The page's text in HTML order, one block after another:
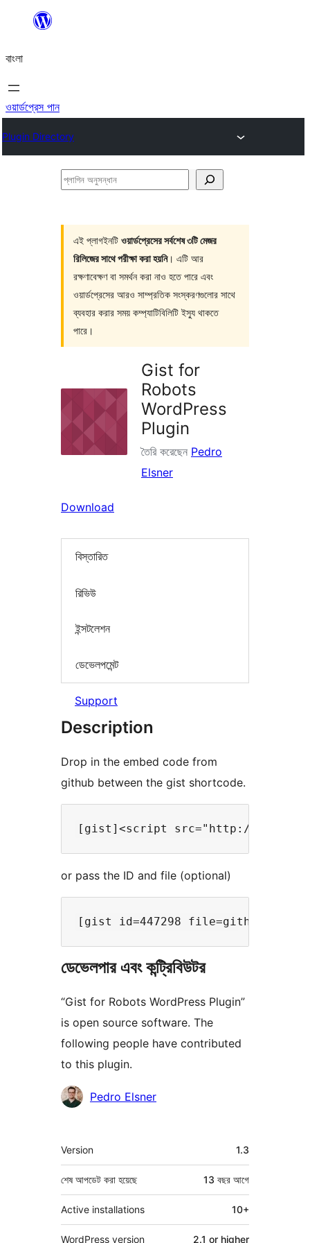
যান
বাংলা
ওয়ার্ডপ্রেস পান
Plugin Directory
প্লাগিন
এই প্লাগইনটি ওয়ার্ডপ্রেসের সর্বশেষ ৩টি মেজর
রিলিজের সাথে পরীক্ষা করা হয়নি। এটি আর
রক্ষণাবেক্ষণ বা সমর্থন করা নাও হতে পারে এবং
ওয়ার্ডপ্রেসের আরও সাম্প্রতিক সংস্করণগুলোর সাথে
ব্যবহার করার সময় কম্প্যাটিবিলিটি ইস্যু থাকতে
পারে।
Gist for
Robots
WordPress
Plugin
তৈরি করেছেন Pedro
Elsner
Download
বিস্তারিত
রিভিউ
ইন্সটলেশন
ডেভেলপমেন্ট
Support
Description
Drop in the embed code from
github between the gist shortcode.
or pass the ID and file (optional)
ডেভেলপার এবং কন্ট্রিবিউটর
“Gist for Robots WordPress Plugin”
is open source software. The
following people have contributed
to this plugin.
কন্ট্রিবিউটরPedro Elsner
মেটা
Version 1.3
শেষ আপডেট করা হয়েছে 13 বছর আগে
Active installations 10+
WordPress version 2.1 or higher